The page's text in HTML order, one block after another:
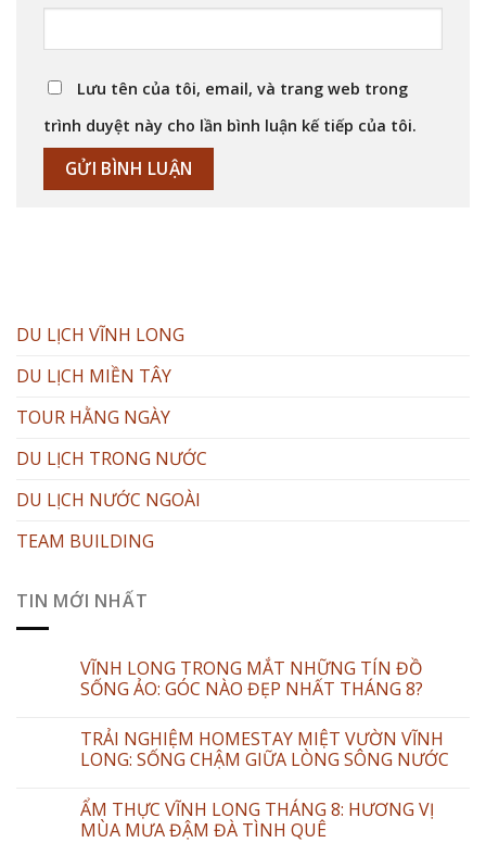
Lưu tên của tôi, email, và trang web trong
trình duyệt này cho lần bình luận kế tiếp của tôi.
DU LỊCH VĨNH LONG
DU LỊCH MIỀN TÂY
TOUR HẰNG NGÀY
DU LỊCH TRONG NƯỚC
DU LỊCH NƯỚC NGOÀI
TEAM BUILDING
TIN MỚI NHẤT
VĨNH LONG TRONG MẮT NHỮNG TÍN ĐỒ
SỐNG ẢO: GÓC NÀO ĐẸP NHẤT THÁNG 8?
TRẢI NGHIỆM HOMESTAY MIỆT VƯỜN VĨNH
LONG: SỐNG CHẬM GIỮA LÒNG SÔNG NƯỚC
ẨM THỰC VĨNH LONG THÁNG 8: HƯƠNG VỊ
MÙA MƯA ĐẬM ĐÀ TÌNH QUÊ